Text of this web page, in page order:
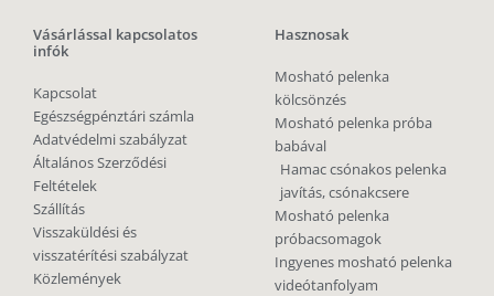
Vásárlással kapcsolatos
infók
Kapcsolat
Egészségpénztári számla
Adatvédelmi szabályzat
Általános Szerződési
Feltételek
Szállítás
Visszaküldési és
visszatérítési szabályzat
Közlemények
Hasznosak
Mosható pelenka
kölcsönzés
Mosható pelenka próba
babával
Hamac csónakos pelenka
javítás, csónakcsere
Mosható pelenka
próbacsomagok
Ingyenes mosható pelenka
videótanfolyam